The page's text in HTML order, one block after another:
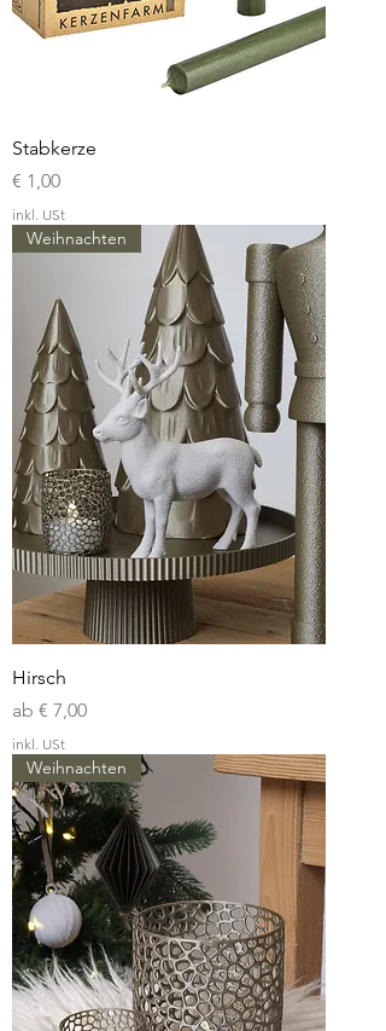
Stabkerze
Preis
€ 1,00
inkl. USt
Weihnachten
Hirsch
ab € 7,00
Sale-Preis
inkl. USt
Weihnachten